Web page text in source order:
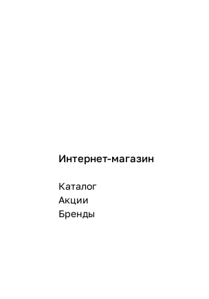
Интернет-магазин
Каталог
Акции
Бренды